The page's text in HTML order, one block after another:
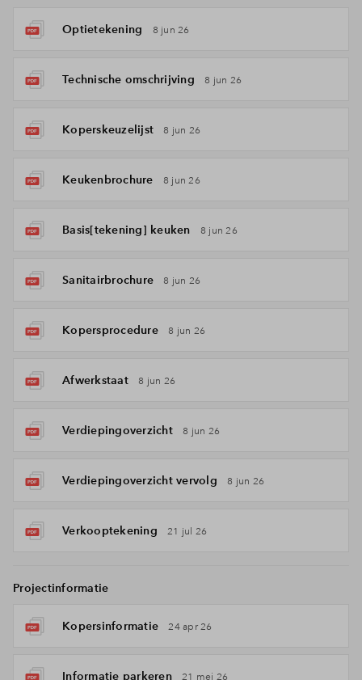
Optietekening 8 jun 26
Technische omschrijving 8 jun 26
Koperskeuzelijst 8 jun 26
Keukenbrochure 8 jun 26
Basis[tekening] keuken 8 jun 26
Sanitairbrochure 8 jun 26
Kopersprocedure 8 jun 26
Afwerkstaat 8 jun 26
Verdiepingoverzicht 8 jun 26
Verdiepingoverzicht vervolg 8 jun 26
Verkooptekening 21 jul 26
Projectinformatie
Kopersinformatie 24 apr 26
Informatie parkeren 21 mei 26